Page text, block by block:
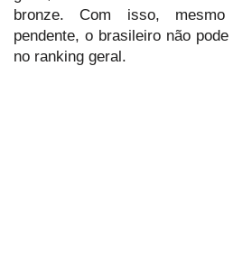
bronze. Com isso,
pendente, o brasileiro não
no ranking geral.